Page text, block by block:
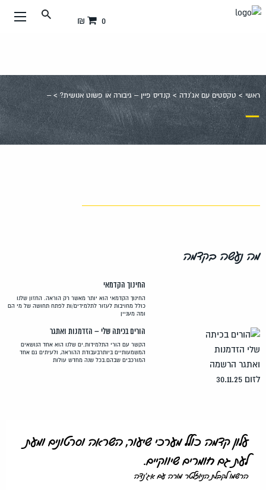
עבור
0 ₪
ראשי >טקסטים עם אג'נדה>קנדיס פיין – גיבורה או פשוט אנושית?>
–
–
מה נעשה בקדמה
החינוך הקדמאי
החינוך הקדמאי הוא יותר מאשר רק הוראה. החזון שלנו
כולל מחויבות לעזור לתלמידים/ות לפתח תחושה של מי הם
ומה מעניין
הורים בכיתה שלי – הזדמנות ואתגר
הקשר עם הורי התלמידות.ים שלנו הוא אחד הנושאים
המשמעותיים ביותרבעבודת ההוראה, ולעיתים גם אחד
המורכבים שבהם.בכל שנה מחדש עולות
עלון קדמה כולל מערכי שיעור, השראה וסרטונים ומעת
לעת גם חומרים שיווקיים.
הרשמו לקבלת הניוזלטר מורה עם אג'נדה